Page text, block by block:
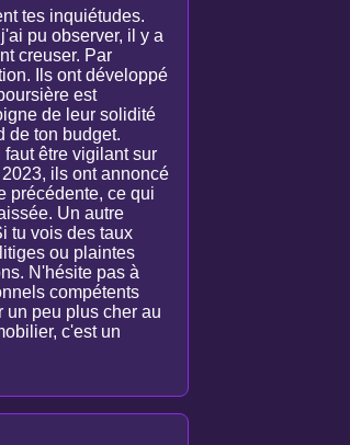
tes inquiétudes.
pu observer, il y a
creuser. Par
Ils ont développé
est
de leur solidité
de ton budget.
être vigilant sur
ils ont annoncé
précédente, ce qui
Un autre
tu vois des taux
ou plaintes
N'hésite pas à
compétents
un peu plus cher au
c'est un